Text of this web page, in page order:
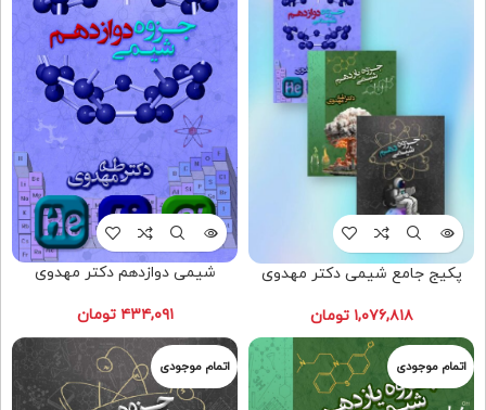
پکیج جامع شیمی دکتر مهدوی
۱,۰۷۶,۸۱۸ تومان
شیمی دوازدهم دکتر مهدوی
۴۳۴,۰۹۱ تومان